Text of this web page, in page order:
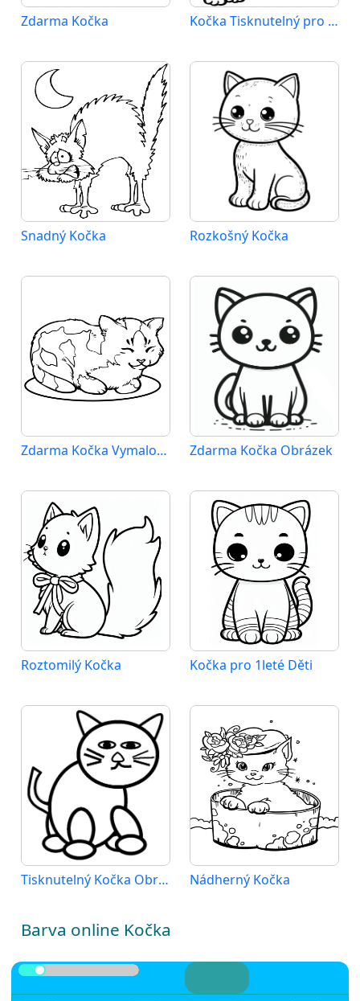
Zdarma Kočka Kočka Tisknutelný pro Děti
Snadný Kočka Rozkošný Kočka
Zdarma Kočka Vymalovatelné Zdarma Kočka Obrázek
Roztomilý Kočka Kočka pro 1leté Děti
Tisknutelný Kočka Obrázek Nádherný Kočka
Barva online Kočka